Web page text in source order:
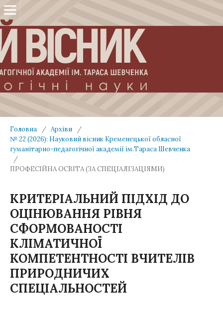
Головна / Архіви
/
№ 22 (2026): Науковий вісник Кременецької обласної
гуманітарно-педагогічної академії ім.Тараса Шевченка
/
ПРОФЕСІЙНА ОСВІТА (ЗА СПЕЦІАЛІЗАЦІЯМИ)
КРИТЕРІАЛЬНИЙ ПІДХІД ДО
ОЦІНЮВАННЯ РІВНЯ
СФОРМОВАНОСТІ
КЛІМАТИЧНОЇ
КОМПЕТЕНТНОСТІ ВЧИТЕЛІВ
ПРИРОДНИЧИХ
СПЕЦІАЛЬНОСТЕЙ